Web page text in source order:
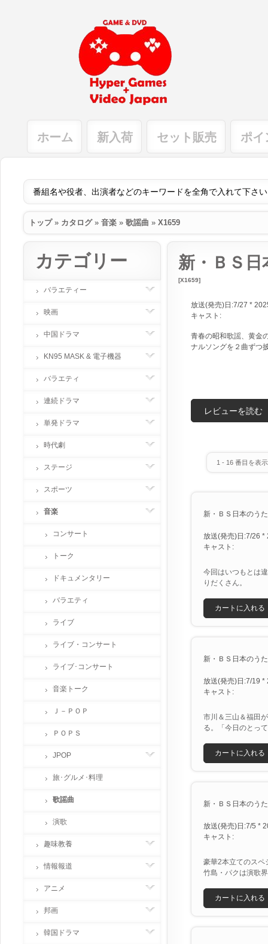
ホーム 新入荷 セット販売 ポイ
トップ» カタログ» 音楽 » 歌謡曲 » X1659
新・ＢＳ
[X1659]
放送(発売)日:7/27 *
キャスト:
青春の昭和歌謡、黄金
ナルソングを２曲ずつ
レビューを読む
1 - 16 番目を表
新・ＢＳ日本のう
放送(発売)日:7/26 *
キャスト:
今回はいつもとは
りだくさん。
カートに入れる
新・ＢＳ日本のう
放送(発売)日:7/19 *
キャスト:
市川＆三山＆福田
る。「今日のとっ
カートに入れる
新・ＢＳ日本のう
放送(発売)日:7/5 *
キャスト:
豪華2本立てのスペ
竹島・パクは演歌
カートに入れる
カテゴリー
バラエティー
映画
中国ドラマ
KN95 MASK & 電子機器
バラエティ
連続ドラマ
単発ドラマ
時代劇
ステージ
スポーツ
音楽
コンサート
トーク
ドキュメンタリー
バラエティ
ライブ
ライブ・コンサート
ライブ･コンサート
音楽トーク
Ｊ－ＰＯＰ
ＰＯＰＳ
JPOP
旅･グルメ･料理
歌謡曲
演歌
趣味教養
情報報道
アニメ
邦画
韓国ドラマ